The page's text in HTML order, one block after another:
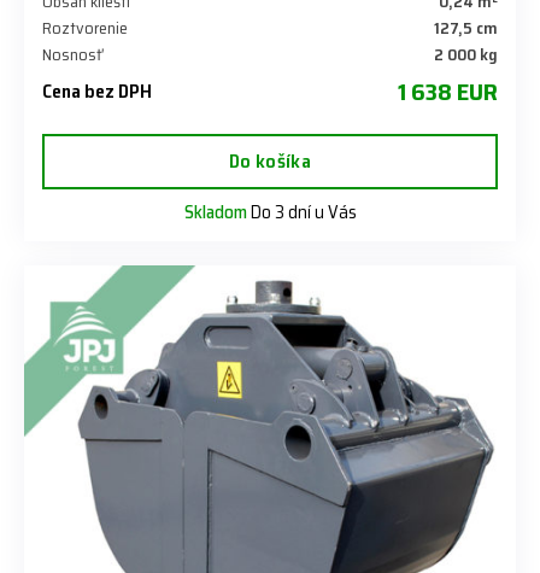
Roztvorenie
127,5 cm
Nosnosť
2 000 kg
Cena bez DPH 1 638 EUR
Do košíka
SkladomDo 3 dní u Vás